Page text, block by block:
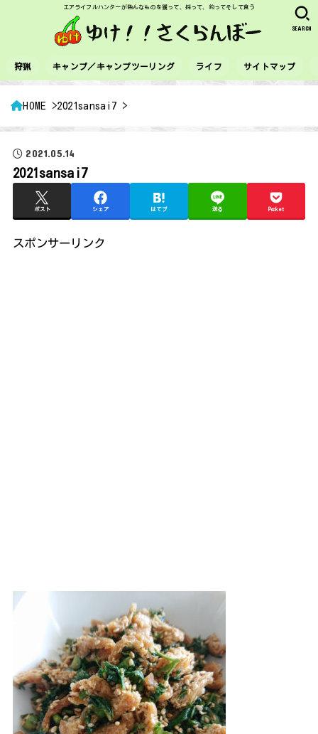
エアライフルハンターが色んなものを獲って、採って、釣ってそして食う
狩猟 キャンプ／キャンプツーリング ライフ サイトマップ
SEARCH
HOME 2021sansai7
2021.05.14
2021sansai7
ポスト シェア はてブ 送る Pocket
スポンサーリンク